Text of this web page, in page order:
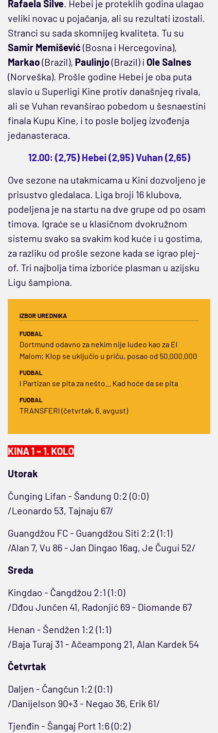
Rafaela Silve. Hebei je proteklih godina ulagao
veliki novac u pojačanja, ali su rezultati izostali.
Stranci su sada skomnijeg kvaliteta. Tu su
Samir Memišević (Bosna i Hercegovina),
Markao(Brazil), Paulinjo(Brazil) i Ole Salnes
(Norveška). Prošle godine Hebei je oba puta
slavio u Superligi Kine protiv današnjeg rivala,
ali se Vuhan revanširao pobedom u šesnaestini
finala Kupu Kine, i to posle boljeg izvođenja
jedanasteraca.
12.00: (2,75) Hebei (2,95) Vuhan (2,65)
Ove sezone na utakmicama u Kini dozvoljeno je
prisustvo gledalaca. Liga broji 16 klubova,
podeljena je na startu na dve grupe od po osam
timova. Igraće se u klasičnom dvokružnom
sistemu svako sa svakim kod kuće i u gostima,
za razliku od prošle sezone kada se igrao plej-
of. Tri najbolja tima izboriće plasman u azijsku
Ligu šampiona.
IZBOR UREDNIKA
FUDBAL
Dortmund odavno za nekim nije ludeo kao za El
Malom; Klop se uključio u priču, posao od 50.000.000
FUDBAL
I Partizan se pita za nešto... Kad hoće da se pita
FUDBAL
TRANSFERI (četvrtak, 6. avgust)
KINA 1 – 1. KOLO
Utorak
Čunging Lifan - Šandung 0:2 (0:0)
/Leonardo 53, Tajnaju 67/
Guangdžou FC - Guangdžou Siti 2:2 (1:1)
/Alan 7, Vu 86 - Jan Dingao 16ag, Je Čugui 52/
Sreda
Kingdao - Čangdžou 2:1 (1:0)
/Dđou Junčen 41, Radonjić 69 - Diomande 67
Henan - Šendžen 1:2 (1:1)
/Baja Turaj 31 - Ačeampong 21, Alan Kardek 54
Četvrtak
Daljen - Čangčun 1:2 (0:1)
/Danijelson 90+3 - Negao 36, Erik 61/
Tjenđin - Šangaj Port 1:6 (0:2)